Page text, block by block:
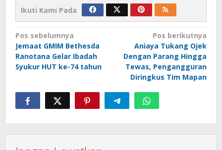
Ikuti Kami Pada
Navigasi
pos
Pos sebelumnya
Jemaat GMIM Bethesda
Ranotana Gelar Ibadah
Syukur HUT ke-74 tahun
Pos berikutnya
Aniaya Tukang Ojek
Dengan Parang Hingga
Tewas, Pengangguran
Diringkus Tim Mapan